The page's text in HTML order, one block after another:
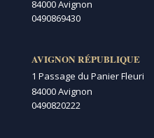
84000 Avignon
0490869430
AVIGNON RÉPUBLIQUE
1 Passage du Panier Fleuri
84000 Avignon
0490820222